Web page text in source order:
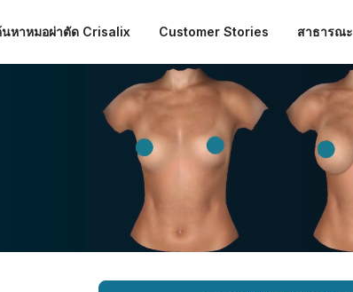
นหาหมอผ่าตัด Crisalix Customer Stories สาธารณะ